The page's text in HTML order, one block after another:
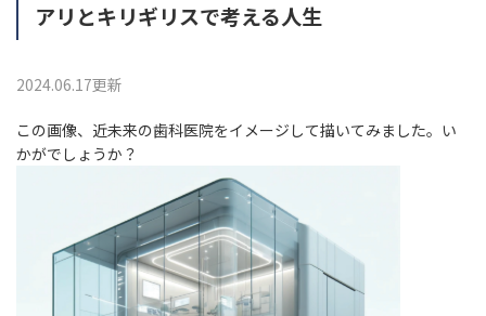
アリとキリギリスで考える人生
2024.06.17更新
この画像、近未来の歯科医院をイメージして描いてみました。い
かがでしょうか？